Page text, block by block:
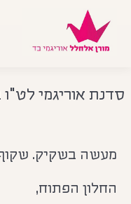
סדנת אוריגמי
מעשה בשקיק.
החלון הפתוח,